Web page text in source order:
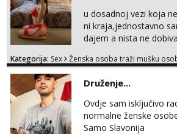
u dosadnoj vezi koja
ni kraja,jednostavno
dajem a nista ne
trazim puno samo
poljupce po tijelu koji
pale,obozavam kad
kontrolu . javi se :)
me tamo, cekam te!
Kategorija: Sex Ženska osoba traži mušku
Druženje...
Ovdje sam isključivo
normalne ženske
Samo Slavonija